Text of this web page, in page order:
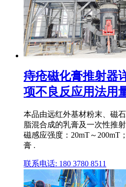
痔疮磁化膏推射器
项不良反应用法用
本品由远红外基材粉末、磁
脂混合成的乳膏及一次性推
磁感应强度：20mT～200mT
膏 .
联系电话: 180 3780 8511